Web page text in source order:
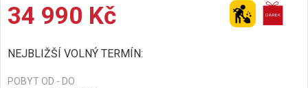
34 990 Kč
NEJBLIŽŠÍ VOLNÝ TERMÍN:
POBYT OD - DO